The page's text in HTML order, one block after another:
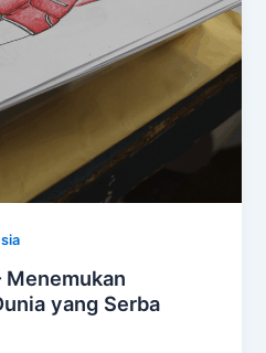
Menemukan
yang Serba